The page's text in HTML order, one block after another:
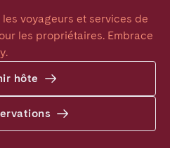
voyageurs et services de
les propriétaires. Embrace
hôte